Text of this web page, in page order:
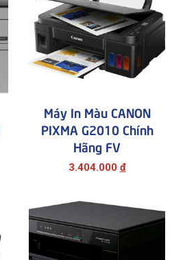
Máy In Màu CANON
PIXMA G2010 Chính
Hãng FV
3.404.000 đ